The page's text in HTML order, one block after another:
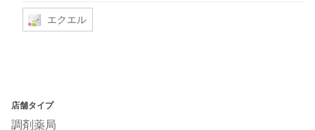
エクエル
店舗タイプ
調剤薬局